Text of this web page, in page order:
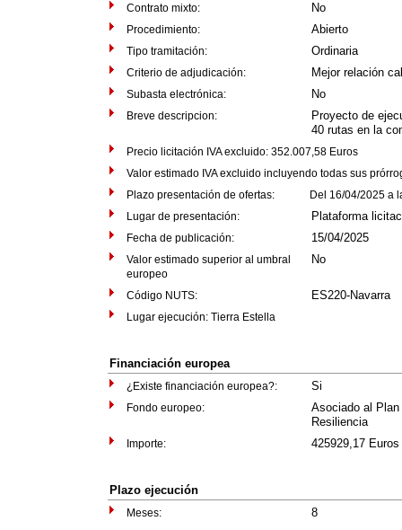
Contrato mixto: No
Procedimiento: Abierto
Tipo tramitación: Ordinaria
Criterio de adjudicación: Mejor relación
Subasta electrónica: No
Breve descripcion:
Proyecto de
40 rutas en la
Precio licitación IVA excluido: 352.007,58 Euros
Valor estimado IVA excluido incluyendo todas sus
Plazo presentación de ofertas: Del 16/04/2025 a
Lugar de presentación:
Plataforma
Fecha de publicación: 15/04/2025
Valor estimado superior al umbral
europeo
No
Código NUTS: ES220-Navarra
Lugar ejecución: Tierra Estella
Financiación europea
¿Existe financiación europea?: Si
Fondo europeo:
Asociado al
Resiliencia
Importe: 425929,17
Plazo ejecución
Meses: 8